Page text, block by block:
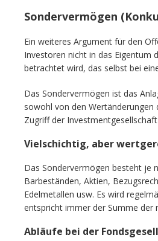
Sondervermögen
Ein weiteres Argument für den
Investoren nicht in das Eigentum
betrachtet wird, das selbst bei
Das Sondervermögen ist das
sowohl von den
Zugriff der
Vielschichtig, aber
Das Sondervermögen besteht je
Barbeständen, Aktien,
Edelmetallen usw. Es wird
entspricht immer der Summe der
Abläufe bei der